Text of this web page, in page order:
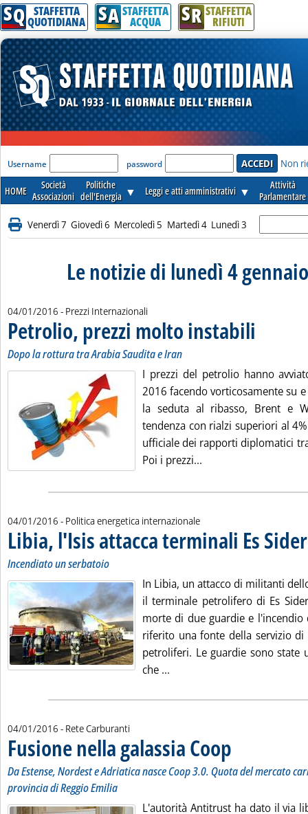
SQ STAFFETTA
QUOTIDIANA SA STAFFETTA
ACQUA SR STAFFETTA
RIFIUTI
'Modulo Login per accedere'
Username password Non
HOME
Società
Associazioni
Politiche
dell'Energia ▼ Leggi e atti amministrativi ▼
Attività
Parlamentare
Venerdì 7 Giovedì 6 Mercoledì 5 Martedì 4 Lunedì 3
Le notizie di lunedì 4
04/01/2016 - Prezzi Internazionali
Petrolio, prezzi molto instabili
. Sottotitolo: Dopo la rottura tra Arabia Saudita e Iran
. Pubblicata lunedì 04 gennaio 2016 alle 17.37.
Dopo la rottura tra Arabia Saudita e Iran
I prezzi del petrolio hanno
2016 facendo vorticosamente su
la seduta al ribasso, Brent e
tendenza con rialzi superiori al
ufficiale dei rapporti diplomatici
Poi i prezzi...
04/01/2016 - Politica energetica internazionale
Libia, l'Isis attacca terminali Es Sider
Incendiato un serbatoio
In Libia, un attacco di militanti
il terminale petrolifero di Es
morte di due guardie e
riferito una fonte della servizio
petroliferi. Le guardie sono state
che ...
04/01/2016 - Rete Carburanti
Fusione nella galassia Coop
Da Estense, Nordest e Adriatica nasce Coop 3.0. Quota del mercato
provincia di Reggio Emilia
L'autorità Antitrust ha dato il via